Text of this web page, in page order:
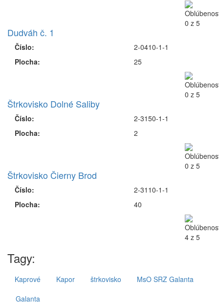
Dudváh č. 1
Číslo:
Plocha:
2-0410-1-1
25
Štrkovisko Dolné Saliby
Číslo:
Plocha:
2-3150-1-1
2
Štrkovisko Čierny Brod
Číslo:
Plocha:
2-3110-1-1
40
Tagy:
Kaprové Kapor štrkovisko
MsO SRZ Galanta
Galanta